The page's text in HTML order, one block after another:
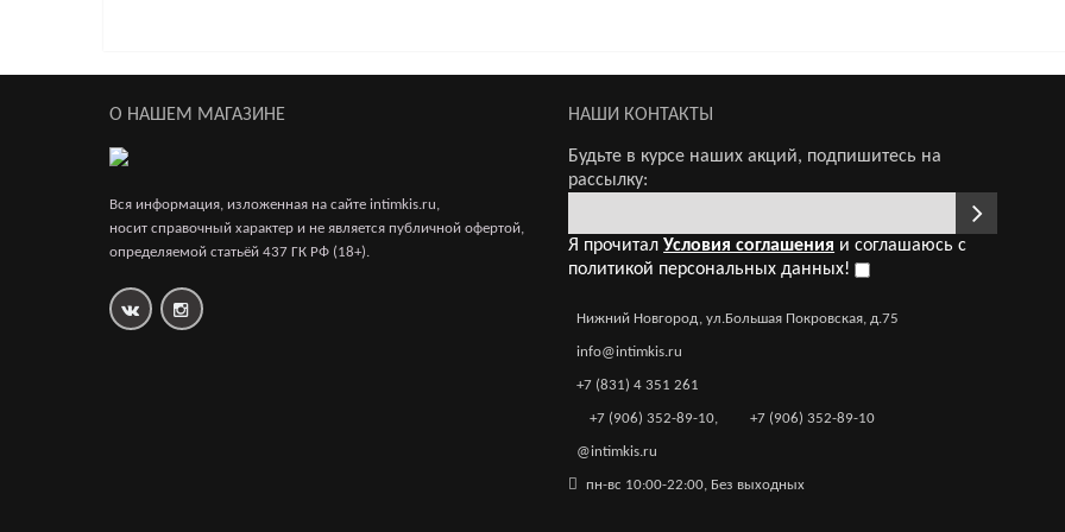
2 120р.
О НАШЕМ МАГАЗИНЕ
Вся информация, изложенная на сайте intimkis.ru,
носит справочный характер и не является публичной офертой,
определяемой статьёй 437 ГК РФ (18+).
НАШИ КОНТАКТЫ
Будьте в курсе наших акций, подпишитесь на
рассылку:
Я прочиталУсловия соглашения и соглашаюсь с
политикой персональных данных!
Нижний Новгород, ул.Большая Покровская, д.75
info@intimkis.ru
+7 (831) 4 351 261
+7 (906) 352-89-10, +7 (906) 352-89-10
@intimkis.ru
пн-вс 10:00-22:00, Без выходных